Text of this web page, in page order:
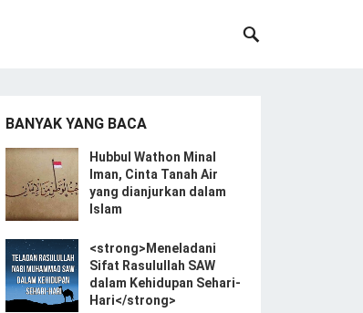
BANYAK YANG BACA
Hubbul Wathon Minal
Iman, Cinta Tanah Air
yang dianjurkan dalam
Islam
<strong>Meneladani
Sifat Rasulullah SAW
dalam Kehidupan Sehari-
Hari</strong>